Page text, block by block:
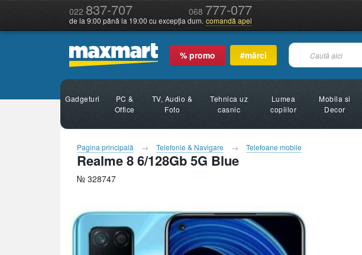
022 837-707 068 777-077
de la 9:00 până la 19:00 cu excepția dum. comandă apel
% promo #mărci
Gadgeturi
PC &
Office
TV, Audio &
Foto
Tehnica uz
casnic
Lumea
copiilor
Mobila si
Decor
Pagina principală Telefonie & Navigare Telefoane mobile
Realme 8 6/128Gb 5G Blue
№ 328747